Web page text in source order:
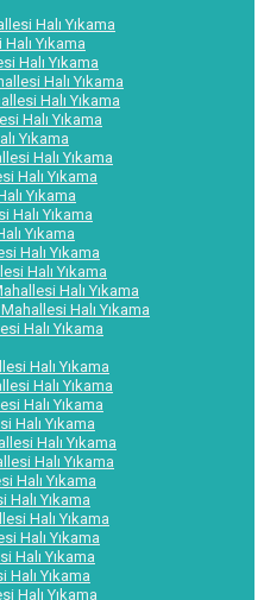
Halı Yıkama
Yıkama
Halı Yıkama
Halı Yıkama
Halı Yıkama
Halı Yıkama
Yıkama
Halı Yıkama
Halı Yıkama
Yıkama
Halı Yıkama
Yıkama
Halı Yıkama
Halı Yıkama
Halı Yıkama
Halı Yıkama
Halı Yıkama
Halı Yıkama
Halı Yıkama
Halı Yıkama
Halı Yıkama
Halı Yıkama
Halı Yıkama
Halı Yıkama
Yıkama
Halı Yıkama
Halı Yıkama
Halı Yıkama
Yıkama
Halı Yıkama